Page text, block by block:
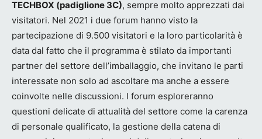
TECHBOX (padiglione 3C), sempre molto apprezzati dai
visitatori. Nel 2021 i due forum hanno visto la
partecipazione di 9.500 visitatori e la loro particolarità è
data dal fatto che il programma è stilato da importanti
partner del settore dell’imballaggio, che invitano le parti
interessate non solo ad ascoltare ma anche a essere
coinvolte nelle discussioni. I forum esploreranno
questioni delicate di attualità del settore come la carenza
di personale qualificato, la gestione della catena di